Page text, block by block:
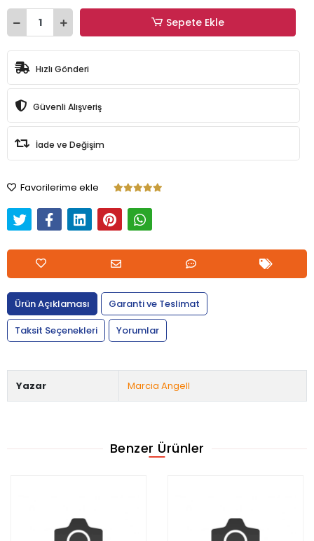
Sepete Ekle
Hızlı Gönderi
Güvenli Alışveriş
İade ve Değişim
Favorilerime ekle
Ürün Açıklaması
Garanti ve Teslimat
Taksit Seçenekleri
Yorumlar
Yazar Marcia Angell
Benzer Ürünler